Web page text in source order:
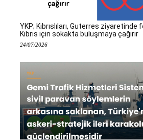
YKP; Kıbrıslıları, Guterres ziyaretinde
Kıbrıs için sokakta buluşmaya çağırır
24/07/2026